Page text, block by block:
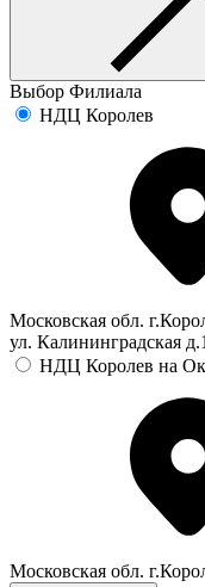
Выбор Филиала
НДЦ Королев
Московская обл.
ул. Калининградская
НДЦ Королев на
Московская обл.